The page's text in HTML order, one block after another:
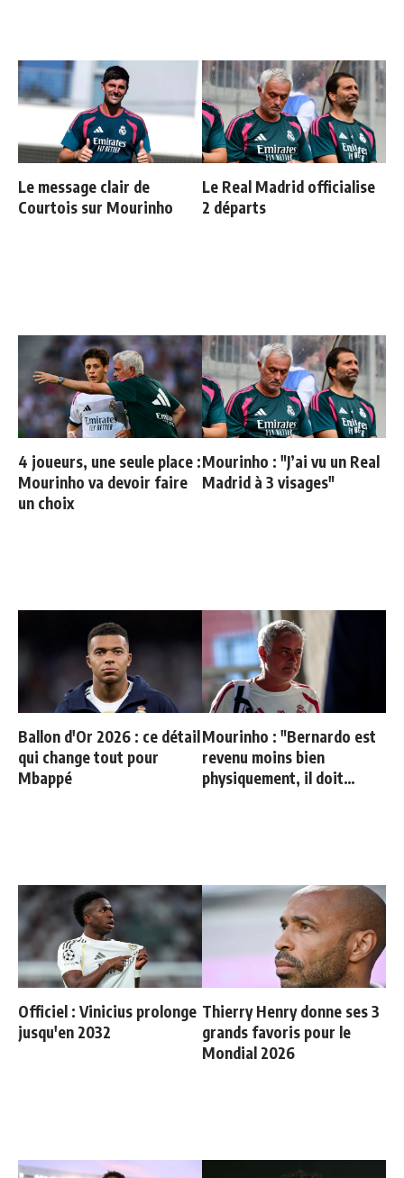
Le message clair de
Courtois sur Mourinho
Le Real Madrid officialise
2 départs
4 joueurs, une seule place :
Mourinho va devoir faire
un choix
Mourinho : "J’ai vu un Real
Madrid à 3 visages"
Ballon d'Or 2026 : ce détail
qui change tout pour
Mbappé
Mourinho : "Bernardo est
revenu moins bien
physiquement, il doit
Officiel : Vinicius prolonge
jusqu'en 2032
Thierry Henry donne ses 3
grands favoris pour le
Mondial 2026